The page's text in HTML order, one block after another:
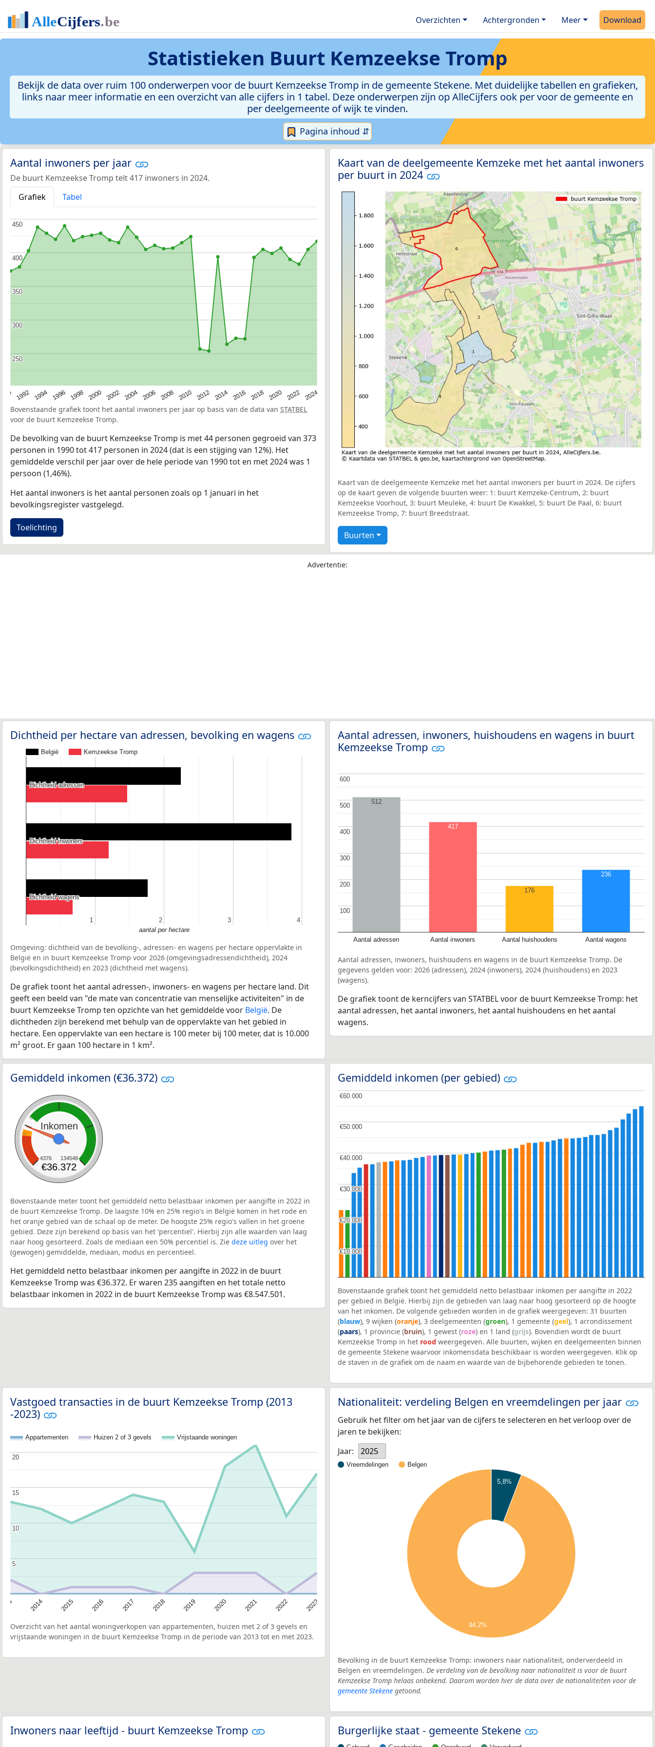
Overzichten Achtergronden Meer Download
Statistieken Buurt Kemzeekse Tromp
Bekijk de data over ruim 100 onderwerpen voor de buurt Kemzeekse Tromp in de gemeente Stekene. Met duidelijke tabellen en grafieken,
links naar meer informatie en een overzicht van alle cijfers in 1 tabel. Deze onderwerpen zijn op AlleCijfers ook per voor de gemeente en
per deelgemeente of wijk te vinden.
Pagina inhoud ⇵
Aantal inwoners per jaar
De buurt Kemzeekse Tromp telt 417 inwoners in 2024.
Grafiek
Tabel
1992 1994 1996 1998 2000 2002 2004 2006 2008 2010 2012 2014 2016 2018 2020 2022 2024
250
250
300
300
350
350
400
400
450
450
Bovenstaande grafiek toont het aantal inwoners per jaar op basis van de data van STATBEL
voor de buurt Kemzeekse Tromp.
De bevolking van de buurt Kemzeekse Tromp is met 44 personen gegroeid van 373
personen in 1990 tot 417 personen in 2024 (dat is een stijging van 12%). Het
gemiddelde verschil per jaar over de hele periode van 1990 tot en met 2024 was 1
persoon (1,46%).
Het aantal inwoners is het aantal personen zoals op 1 januari in het
bevolkingsregister vastgelegd.
Toelichting
Kaart van de deelgemeente Kemzeke met het aantal inwoners
per buurt in 2024
Kaart van de deelgemeente Kemzeke met het aantal inwoners per buurt in 2024. De cijfers
op de kaart geven de volgende buurten weer: 1: buurt Kemzeke-Centrum, 2: buurt
Kemzeekse Voorhout, 3: buurt Meuleke, 4: buurt De Kwakkel, 5: buurt De Paal, 6: buurt
Kemzeekse Tromp, 7: buurt Breedstraat.
Buurten
Advertentie:
Dichtheid per hectare van adressen, bevolking en wagens
België Kemzeekse Tromp
1
1 2
2 3
3 4
4
Dichtheid adressen
Dichtheid adressen
Dichtheid inwoners
Dichtheid inwoners
Dichtheid wagens
Dichtheid wagens
aantal per hectare
Omgeving: dichtheid van de bevolking-, adressen- en wagens per hectare oppervlakte in
België en in buurt Kemzeekse Tromp voor 2026 (omgevingsadressendichtheid), 2024
(bevolkingsdichtheid) en 2023 (dichtheid met wagens).
De grafiek toont het aantal adressen-, inwoners- en wagens per hectare land. Dit
geeft een beeld van "de mate van concentratie van menselijke activiteiten" in de
buurt Kemzeekse Tromp ten opzichte van het gemiddelde voor België. De
dichtheden zijn berekend met behulp van de oppervlakte van het gebied in
hectare. Een oppervlakte van een hectare is 100 meter bij 100 meter, dat is 10.000
m² groot. Er gaan 100 hectare in 1 km².
Aantal adressen, inwoners, huishoudens en wagens in buurt
Kemzeekse Tromp
Aantal adressen Aantal inwoners Aantal huishoudens Aantal wagens
100
100
200
200
300
300
400
400
500
500
600
600
512
417
176
236
Aantal adressen, inwoners, huishoudens en wagens in de buurt Kemzeekse Tromp. De
gegevens gelden voor: 2026 (adressen), 2024 (inwoners), 2024 (huishoudens) en 2023
(wagens).
De grafiek toont de kerncijfers van STATBEL voor de buurt Kemzeekse Tromp: het
aantal adressen, het aantal inwoners, het aantal huishoudens en het aantal
wagens.
Gemiddeld inkomen (€36.372)
Inkomen
4376 134548
€36.372
Bovenstaande meter toont het gemiddeld netto belastbaar inkomen per aangifte in 2022 in
de buurt Kemzeekse Tromp. De laagste 10% en 25% regio's in België komen in het rode en
het oranje gebied van de schaal op de meter. De hoogste 25% regio's vallen in het groene
gebied. Deze zijn berekend op basis van het 'percentiel'. Hierbij zijn alle waarden van laag
naar hoog gesorteerd. Zoals de mediaan een 50% percentiel is. Zie deze uitleg over het
(gewogen) gemiddelde, mediaan, modus en percentieel.
Het gemiddeld netto belastbaar inkomen per aangifte in 2022 in de buurt
Kemzeekse Tromp was €36.372. Er waren 235 aangiften en het totale netto
belastbaar inkomen in 2022 in de buurt Kemzeekse Tromp was €8.547.501.
Gemiddeld inkomen (per gebied)
€10.000
€10.000
€20.000
€20.000
€30.000
€30.000
€40.000
€40.000
€50.000
€50.000
€60.000
€60.000
Bovenstaande grafiek toont het gemiddeld netto belastbaar inkomen per aangifte in 2022
per gebied in België. Hierbij zijn de gebieden van laag naar hoog gesorteerd op de hoogte
van het inkomen. De volgende gebieden worden in de grafiek weergegeven: 31 buurten
(blauw), 9 wijken (oranje), 3 deelgemeenten (groen), 1 gemeente (geel), 1 arrondissement
(paars), 1 provincie (bruin), 1 gewest (roze) en 1 land (grijs). Bovendien wordt de buurt
Kemzeekse Tromp in het rood weergegeven. Alle buurten, wijken en deelgemeenten binnen
de gemeente Stekene waarvoor inkomensdata beschikbaar is worden weergegeven. Klik op
de staven in de grafiek om de naam en waarde van de bijbehorende gebieden te tonen.
Vastgoed transacties in de buurt Kemzeekse Tromp (2013
-2023)
Appartementen Huizen 2 of 3 gevels Vrijstaande woningen
2014 2015 2016 2017 2018 2019 2020 2021 2022 2023
5
5
10
10
15
15
20
20
Overzicht van het aantal woningverkopen van appartementen, huizen met 2 of 3 gevels en
vrijstaande woningen in de buurt Kemzeekse Tromp in de periode van 2013 tot en met 2023.
Nationaliteit: verdeling Belgen en vreemdelingen per jaar
Gebruik het filter om het jaar van de cijfers te selecteren en het verloop over de
jaren te bekijken:
Jaar:
2025
Vreemdelingen Belgen
5,8%
94,2%
Bevolking in de buurt Kemzeekse Tromp: inwoners naar nationaliteit, onderverdeeld in
Belgen en vreemdelingen. De verdeling van de bevolking naar nationaliteit is voor de buurt
Kemzeekse Tromp helaas onbekend. Daarom worden hier de data over de nationaliteiten voor de
gemeente Stekene getoond.
Inwoners naar leeftijd - buurt Kemzeekse Tromp Burgerlijke staat - gemeente Stekene